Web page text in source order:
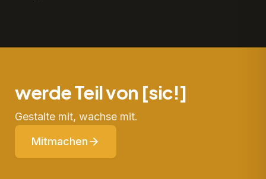
werde Teil von [sic!]
Gestalte mit, wachse mit.
Mitmachen